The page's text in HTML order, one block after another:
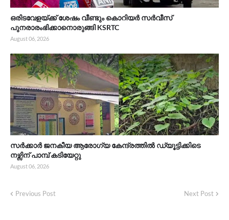
ഒരിടവേളയ്ക്ക് ശേഷം വീണ്ടും കൊറിയർ സർവീസ്
പുനരാരംഭിക്കാനൊരുങ്ങി KSRTC
August 06, 2026
സർക്കാർ ജനകീയ ആരോഗ്യ കേന്ദ്രത്തിൽ ഡ്യൂട്ടിക്കിടെ
നഴ്സിന് പാമ്പ് കടിയേറ്റു
August 06, 2026
Previous Post Next Post